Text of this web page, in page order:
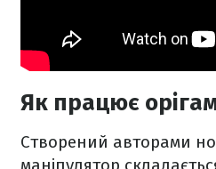
Як працює
Створений авторами
маніпулятор